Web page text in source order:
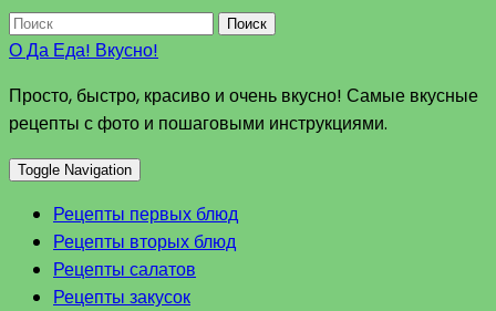
Поиск
О Да Еда! Вкусно!
Просто, быстро, красиво и очень вкусно! Самые вкусные
рецепты с фото и пошаговыми инструкциями.
Toggle Navigation
Рецепты первых блюд
Рецепты вторых блюд
Рецепты салатов
Рецепты закусок